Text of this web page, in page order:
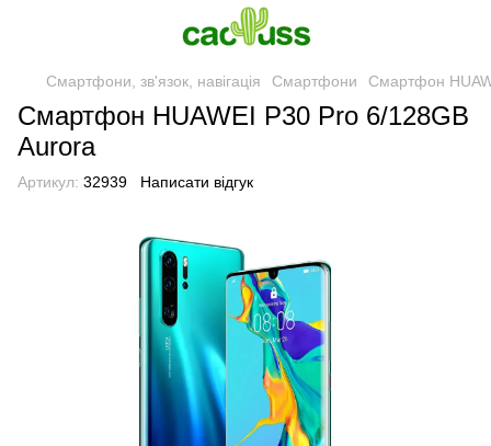
Смартфони, зв'язок, навігація Смартфони Смартфон
Смартфон HUAWEI P30 Pro 6/128GB
Aurora
Артикул: 32939 Написати відгук